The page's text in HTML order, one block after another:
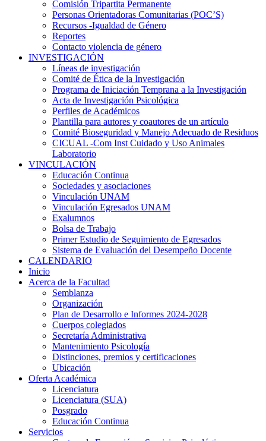
Comisión Tripartita Permanente
Personas Orientadoras Comunitarias (POC’S)
Recursos -Igualdad de Género
Reportes
Contacto violencia de género
INVESTIGACIÓN
Líneas de investigación
Comité de Ética de la Investigación
Programa de Iniciación Temprana a la Investigación
Acta de Investigación Psicológica
Perfiles de Académicos
Plantilla para autores y coautores de un artículo
Comité Bioseguridad y Manejo Adecuado de Residuos
CICUAL -Com Inst Cuidado y Uso Animales
Laboratorio
VINCULACIÓN
Educación Continua
Sociedades y asociaciones
Vinculación UNAM
Vinculación Egresados UNAM
Exalumnos
Bolsa de Trabajo
Primer Estudio de Seguimiento de Egresados
Sistema de Evaluación del Desempeño Docente
CALENDARIO
Inicio
Acerca de la Facultad
Semblanza
Organización
Plan de Desarrollo e Informes 2024-2028
Cuerpos colegiados
Secretaría Administrativa
Mantenimiento Psicología
Distinciones, premios y certificaciones
Ubicación
Oferta Académica
Licenciatura
Licenciatura (SUA)
Posgrado
Educación Continua
Servicios